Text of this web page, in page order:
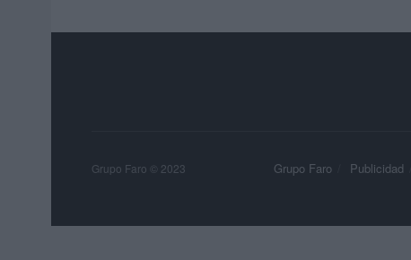
Grupo Faro Publicidad
Grupo Faro © 2023